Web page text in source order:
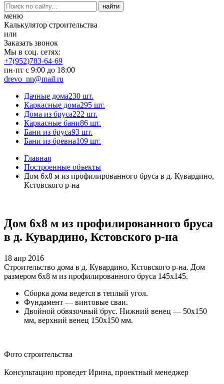
меню
Калькулятор строительства
или
Заказать звонок
Мы в соц. сетях:
+7(952)783-64-69
пн-пт с 9:00 до 18:00
drevo_nn@mail.ru
Дачные дома230 шт.
Каркасные дома295 шт.
Дома из бруса222 шт.
Каркасные бани86 шт.
Бани из бруса93 шт.
Бани из бревна109 шт.
Главная
Построенные объекты
Дом 6х8 м из профилированного бруса в д. Кувардино,
Кстовского р-на
Дом 6х8 м из профилированного бруса
в д. Кувардино, Кстовского р-на
18 апр 2016
Строительство дома в д. Кувардино, Кстовского р-на. Дом
размером 6х8 м из профилированного бруса 145х145.
Сборка дома ведется в теплый угол.
Фундамент — винтовые сваи.
Двойной обвязочный брус. Нижний венец — 50х150
мм, верхний венец 150х150 мм.
Фото строительства
Консультацию проведет Ирина, проектный менеджер